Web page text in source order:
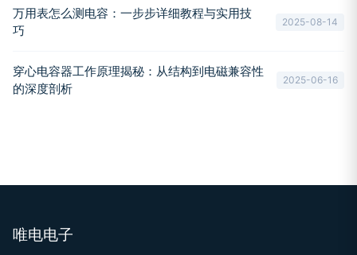
万用表怎么测电容：一步步详细教程与实用技
巧
2025-08-14
穿心电容器工作原理揭秘：从结构到电磁兼容性
的深度剖析
2025-06-16
唯电电子